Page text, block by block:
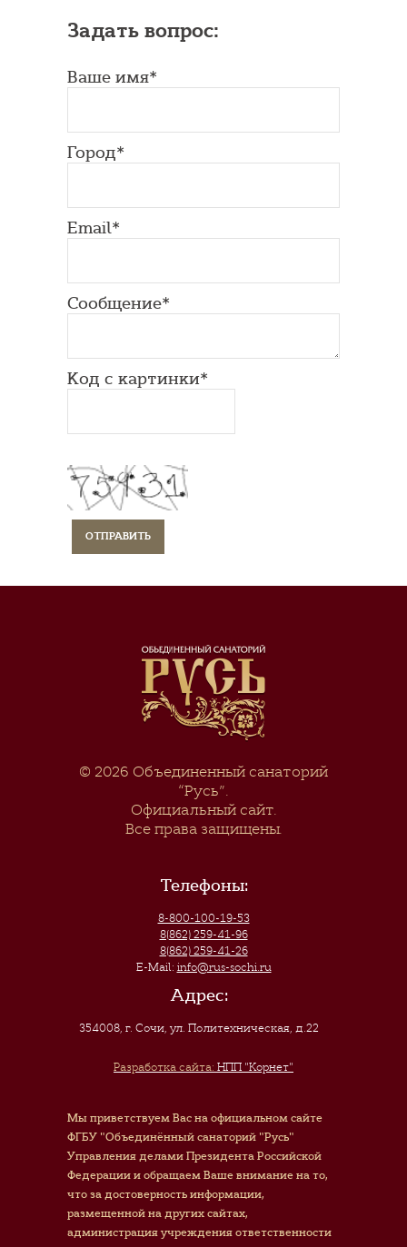
Задать вопрос:
Ваше имя*
Город*
Email*
Сообщение*
Код с картинки*
© 2026 Объединенный санаторий
“Русь”.
Официальный сайт.
Все права защищены.
Телефоны:
8-800-100-19-53
8(862) 259-41-96
8(862) 259-41-26
E-Mail: info@rus-sochi.ru
Адрес:
354008, г. Сочи,ул. Политехническая, д.22
Разработка сайта: НПП "Корнет"
Мы приветствуем Вас на официальном сайте
ФГБУ "Объединённый санаторий "Русь"
Управления делами Президента Российской
Федерации и обращаем Ваше внимание на то,
что за достоверность информации,
размещенной на других сайтах,
администрация учреждения ответственности